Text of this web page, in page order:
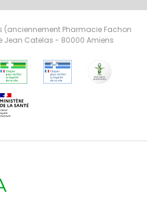
(anciennement Pharmacie Fachon
Jean Catelas - 80000 Amiens